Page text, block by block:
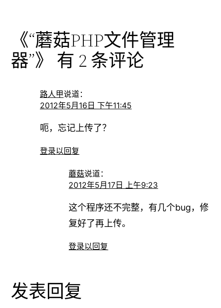
《“蘑菇PHP文件管理
器”》 有 2 条评论
路人甲说道：
2012年5月16日 下午11:45
呃，忘记上传了？
登录以回复
蘑菇说道：
2012年5月17日 上午9:23
这个程序还不完整，有几个bug，修
复好了再上传。
登录以回复
发表回复